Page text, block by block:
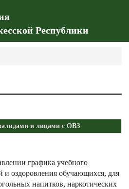
Республики
и лицами с ОВЗ
графика учебного
и оздоровления обучающихся, для
напитков, наркотических